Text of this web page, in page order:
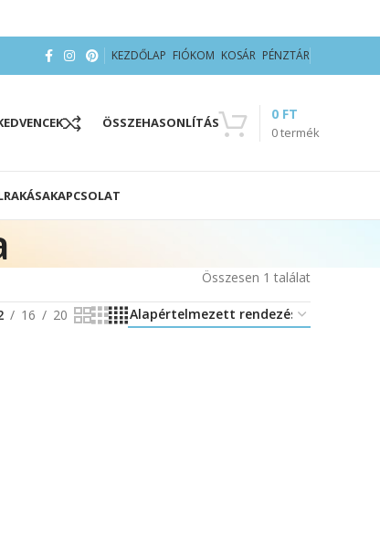
KEZDŐLAP FIÓKOM KOSÁR PÉNZTÁR
ÖSSZEHASONLÍTÁS
0termék
0 FT
KAPCSOLAT
Összesen 1 találat
16 20